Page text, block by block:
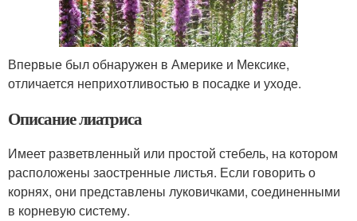
Впервые был обнаружен в Америке и Мексике,
отличается неприхотливостью в посадке и уходе.
Описание лиатриса
Имеет разветвленный или простой стебель, на котором
расположены заостренные листья. Если говорить о
корнях, они представлены луковичками, соединенными
в корневую систему.